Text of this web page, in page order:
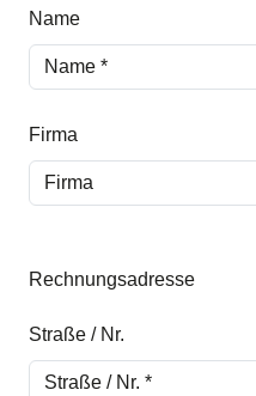
Name
Firma
Rechnungsadresse
Straße / Nr.